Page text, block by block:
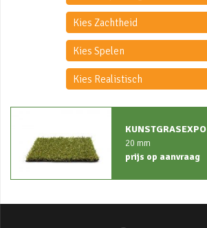
KUNSTGRASEXPO
20 mm
prijs op aanvraag